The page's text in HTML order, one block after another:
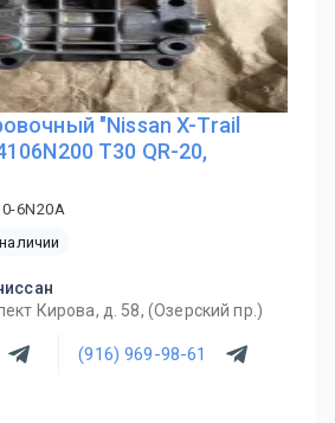
"Nissan X-Trail
T30 QR-20,
6N20A
Кирова, д. 58, (Озерский пр.)
(916) 969-98-61